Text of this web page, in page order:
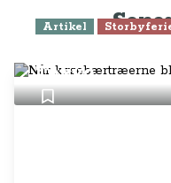
Artikel
Tokyo